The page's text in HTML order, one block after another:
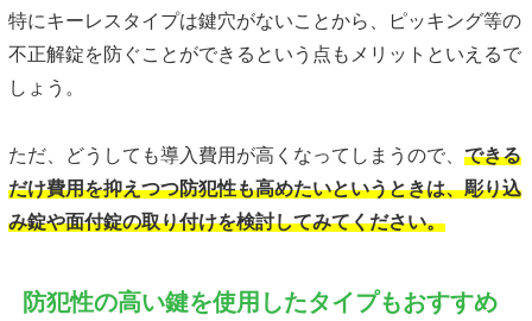
特にキーレスタイプは鍵穴がないことから、ピッキング等の
不正解錠を防ぐことができるという点もメリットといえるで
しょう。
ただ、どうしても導入費用が高くなってしまうので、 できる
だけ費用を抑えつつ防犯性も高めたいというときは、彫り込
み錠や面付錠の取り付けを検討してみてください。
防犯性の高い鍵を使用したタイプもおすすめ